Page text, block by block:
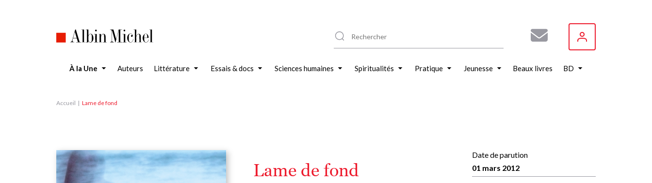
À la Une Auteurs Littérature Essais & docs Sciences humaines Spiritualités Pratique Jeunesse Beaux livres BD
Accueil Lame de fond
Lame de fond
Date de parution
01 mars 2012